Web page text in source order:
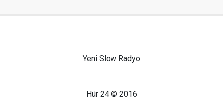
Yeni Slow Radyo
Hür 24 © 2016